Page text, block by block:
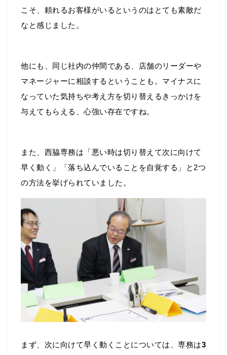
こそ、頼れるお客様がいるというのはとても素敵だ
なと感じました。
他にも、同じ社内の仲間である、店舗のリーダーや
マネージャーに相談するということも。マイナスに
なっていた気持ちや考え方を切り替えるきっかけを
与えてもらえる、心強い存在ですね。
また、西脇専務は「悪い時は切り替えて次に向けて
早く動く」「落ち込んでいることを自覚する」と2つ
の方法を挙げられていました。
まず、次に向けて早く動くことについては、専務は3